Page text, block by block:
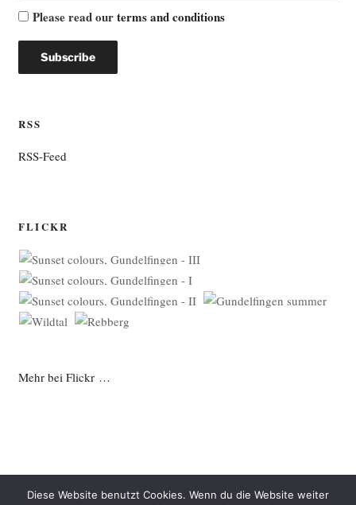
Please read ourterms and conditions
RSS
RSS-Feed
FLICKR
Mehr bei Flickr …
Diese Website benutzt Cookies. Wenn du die Website weiter